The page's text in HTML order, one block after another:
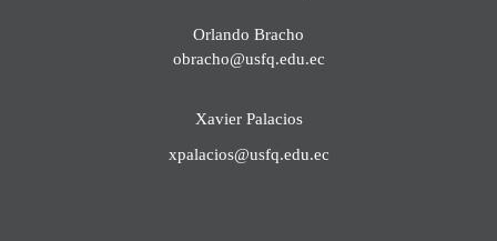
Orlando Bracho
obracho@usfq.edu.ec
Xavier Palacios
xpalacios@usfq.edu.ec